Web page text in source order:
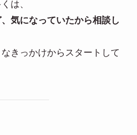
は、
、気になっていたから相談し
きっかけからスタートして